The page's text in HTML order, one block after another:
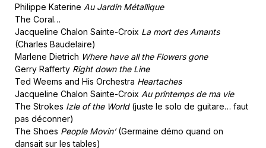
Philippe Katerine Au Jardin Métallique
The Coral…
Jacqueline Chalon Sainte-Croix La mort des Amants
(Charles Baudelaire)
Marlene Dietrich Where have all the Flowers gone
Gerry Rafferty Right down the Line
Ted Weems and His Orchestra Heartaches
Jacqueline Chalon Sainte-Croix Au printemps de ma vie
The Strokes Izle of the World(juste le solo de guitare… faut
pas déconner)
The Shoes People Movin’(Germaine démo quand on
dansait sur les tables)